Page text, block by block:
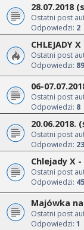
28.07.2018
Ostatni post
Odpowiedzi: 2
CHLEJADY
Ostatni post
Odpowiedzi:
06-
Ostatni post
Odpowiedzi: 8
20.06.2018.
Ostatni post
Odpowiedzi: 23
Chlejady X
Ostatni post
Odpowiedzi: 45
Majówka na
Ostatni post
Odpowiedzi: 1